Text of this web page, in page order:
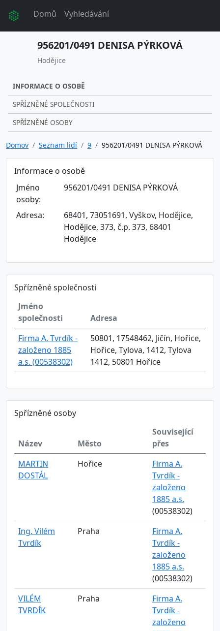
Domů Vyhledávání
956201/0491 DENISA PÝRKOVÁ
Hodějice
INFORMACE O OSOBĚ
SPŘÍZNĚNÉ SPOLEČNOSTI
SPŘÍZNĚNÉ OSOBY
Domov Seznam lidí 9 956201/0491 DENISA PÝRKOVÁ
Informace o osobě
Jméno
osoby:
956201/0491 DENISA PÝRKOVÁ
Adresa:
68401, 73051691, Vyškov, Hodějice,
Hodějice, 373, č.p. 373, 68401
Hodějice
Spřízněné společnosti
Jméno
společnosti
Adresa
Firma A. Tvrdík -
založeno 1885
a.s. (00538302)
50801, 17548462, Jičín, Hořice,
Hořice, Tylova, 1412, Tylova
1412, 50801 Hořice
Spřízněné osoby
Název Město
Související
přes
MARTIN
DOSTÁL
Hořice
Firma A.
Tvrdík -
založeno
1885 a.s.
(00538302)
Ing. Vilém
Tvrdík
Praha
Firma A.
Tvrdík -
založeno
1885 a.s.
(00538302)
VILÉM
TVRDÍK
Praha
Firma A.
Tvrdík -
založeno